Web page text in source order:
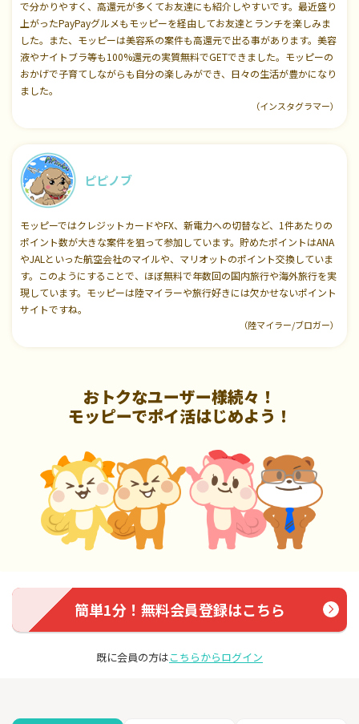
で分かりやすく、高還元が多くてお友達にも紹介しやすいです。最近盛り
上がったPayPayグルメもモッピーを経由してお友達とランチを楽しみま
した。また、モッピーは美容系の案件も高還元で出る事があります。美容
液やナイトブラ等も100%還元の実質無料でGETできました。モッピーの
おかげで子育てしながらも自分の楽しみができ、日々の生活が豊かになり
ました。
（インスタグラマー）
ピピノブ
モッピーではクレジットカードやFX、新電力への切替など、1件あたりの
ポイント数が大きな案件を狙って参加しています。貯めたポイントはANA
やJALといった航空会社のマイルや、マリオットのポイント交換していま
す。このようにすることで、ほぼ無料で年数回の国内旅行や海外旅行を実
現しています。モッピーは陸マイラーや旅行好きには欠かせないポイント
サイトですね。
（陸マイラー/ブロガー）
おトクなユーザー様続々！
モッピーでポイ活はじめよう！
簡単1分！無料会員登録はこちら
既に会員の方はこちらからログイン